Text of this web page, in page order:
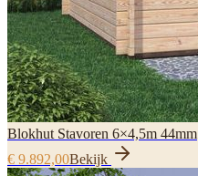
Blokhut Stavoren 6×4,5m 44mm
€ 9.892,00Bekijk